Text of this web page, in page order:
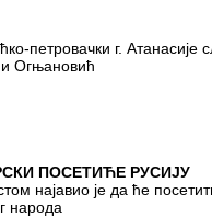
петровачки г. Атанасије
Огњановић
ПОСЕТИЋЕ РУСИЈУ
најавио је да ће
народа